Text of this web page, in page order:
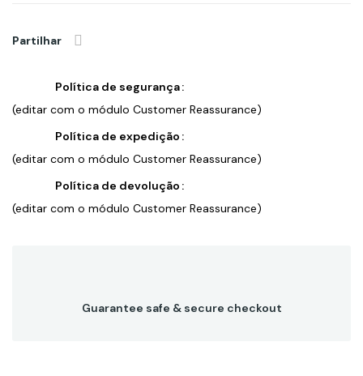
Partilhar
Política de segurança
(editar com o módulo Customer Reassurance)
Política de expedição
(editar com o módulo Customer Reassurance)
Política de devolução
(editar com o módulo Customer Reassurance)
Guarantee safe & secure checkout